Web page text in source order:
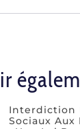
Interdiction
Sociaux Aux